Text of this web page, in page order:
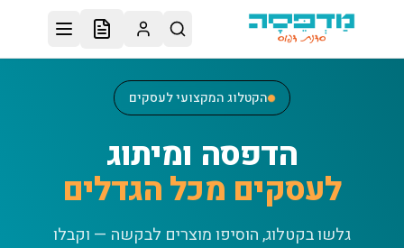
דלג לתוכן הראשי
הקטלוג המקצועי לעסקים
הדפסה ומיתוג
לעסקים מכל הגדלים
גלשו בקטלוג, הוסיפו מוצרים לבקשה — וקבלו